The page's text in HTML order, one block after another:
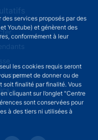
des services proposés par des
Youtube) et génèrent des
conformément à leur
les cookies requis seront
permet de donner ou de
soit finalité par finalité. Vous
cliquant sur l’onglet "Centre
sont conservées pour
à des tiers ni utilisées à
Achats
+